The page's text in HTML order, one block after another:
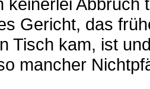
Gericht, das
Tisch kam, ist
mancher